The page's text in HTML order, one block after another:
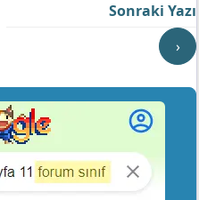
Sonraki Yazı
›